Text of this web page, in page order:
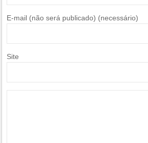
E-mail (não será publicado) (necessário)
Site